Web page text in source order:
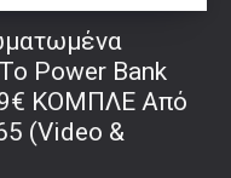
Power Bank
ΚΟΜΠΛΕ Από
(Video &